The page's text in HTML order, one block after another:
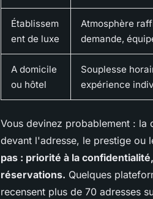
Établissem
ent de luxe
Atmosphère
demande,
A domicile
ou hôtel
Souplesse
expérience
Vous devinez probablement : la
devant l'adresse, le prestige ou
pas : priorité à la
réservations. Quelques
recensent plus de 70 adresses